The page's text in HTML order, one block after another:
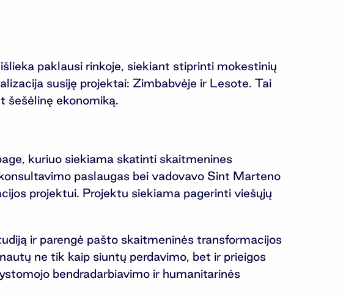
paklausi rinkoje, siekiant stiprinti mokestinių
susiję projektai: Zimbabvėje ir Lesote. Tai
šešėlinę ekonomiką.
kuriuo siekiama skatinti skaitmenines
paslaugas bei vadovavo Sint Marteno
projektui. Projektu siekiama pagerinti viešųjų
ir parengė pašto skaitmeninės transformacijos
ne tik kaip siuntų perdavimo, bet ir prieigos
bendradarbiavimo ir humanitarinės